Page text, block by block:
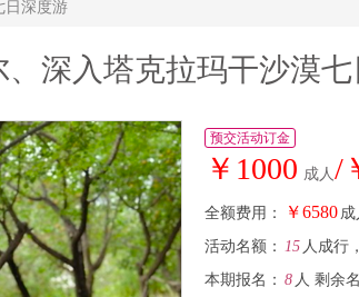
日深度游
深入塔克拉玛干沙漠
预交活动订金
￥1000 成人/
全额费用： ￥6580 成
活动名额： 15 人成行
本期报名： 8 人 剩余